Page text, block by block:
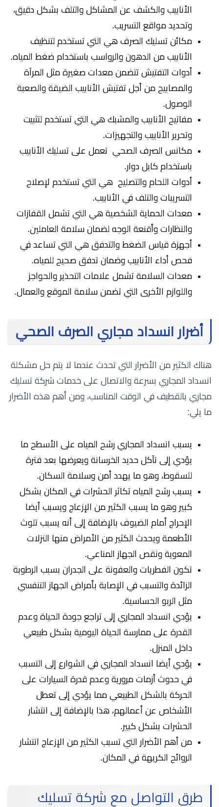
الأنابيب والكشف عن المشاكل والتلف بشكل دقيق،
وتحديد مواقع التسريب.
مكائن تسليك الصرف هي التي تستخدم لتنظيف
الأنابيب من الدهون والرواسب باستخدام ضغط المياه.
أدوات التفتيش تتضمن معدات صغيرة مثل المرآة
والمصابيح من أجل تفتيش الأنابيب الضيقة والصعبة
الوصول.
مفاتيح الأنابيب والمشبك هي التي تستخدم لتثبيت
وتحرير الأنابيب والتجهيزات.
مكانس الصرف الصحي تعمل على تسليك الأنابيب
باستخدام كابل دوار.
أدوات اللحام والتصليح هي التي تستخدم لإصلاح
التسريبات والتلف في الأنابيب.
معدات الحماية الشخصية هي التي تشمل القفازات
والنظارات وأقنعة الوجه لضمان سلامة العاملين.
أجهزة قياس الضغط والتدفق هي التي تساعد في
فحص أداء الأنابيب وضمان تدفق صحيح للمياه.
معدات السلامة تشمل علامات التحذير والحواجز
واللوازم الأخرى التي تضمن سلامة الموقع والعمال.
أضرار انسداد مجاري الصرف الصحي
هناك الكثير من الأضرار التي تحدث عندما لا يتم حل مشكلة
انسداد المجاري بسرعة والاتصال على خدمات شركة تسليك
مجاري بالقطيف في الوقت المناسب، ومن أهم هذه الأضرار
ما يلي:
يسبب انسداد المجاري رشح المياه على الأسطح ما
يؤدي إلى تآكل حديد الخرسانة ويعرضها بعد فترة
للسقوط، وهو ما يهدد أمن وسلامة السكان.
يسبب رشح المياه تكاثر الحشرات في المكان بشكل
كبير وهو ما يسبب الكثير من الإزعاج ويسبب أيضا
الإحراج أمام الضيوف بالإضافة إلى أنه يسبب تلوث
الأطعمة ويحدث الكثير من الأمراض منها النزلات
المعوية ونقص الجهاز المناعي.
تكون الفطريات والعفونة على الجدران بسبب الرطوبة
الزائدة والتسبب في الإصابة بأمراض الجهاز التنفسي
مثل الربو الحساسية.
يؤدي انسداد المجاري إلى تراجع جودة الحياة وعدم
القدرة على ممارسة الحياة اليومية بشكل طبيعي
داخل المنزل.
يؤدي أيضا انسداد المجاري في الشوارع إلى التسبب
في حدوث أزمات مرورية وعدم قدرة السيارات على
الحركة بالشكل الطبيعي مما يؤدي إلى تعطل
الأشخاص عن أعمالهم، هذا بالإضافة إلى انتشار
الحشرات بشكل كبير.
من أهم الأضرار التي تسبب الكثير من الإزعاج انتشار
الروائح الكريهة في المكان.
طرق التواصل مع شركة تسليك